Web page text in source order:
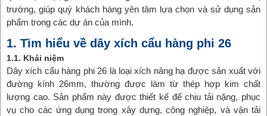
trường, giúp quý khách hàng yên tâm lựa chọn và sử dụng sản
phẩm trong các dự án của mình.
1. Tìm hiểu về dây xích cẩu hàng phi 26
1.1. Khái niệm
Dây xích cẩu hàng phi 26 là loại xích nâng hạ được sản xuất với
đường kính 26mm, thường được làm từ thép hợp kim chất
lượng cao. Sản phẩm này được thiết kế để chịu tải nặng, phục
vụ cho các ứng dụng trong xây dựng, công nghiệp, và vận tải